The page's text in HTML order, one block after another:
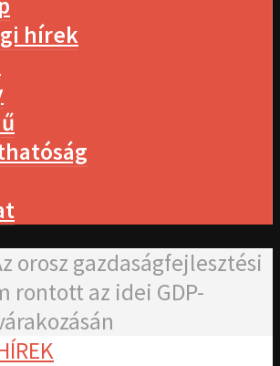
hírek
orosz gazdaságfejlesztési
rontott az idei GDP-